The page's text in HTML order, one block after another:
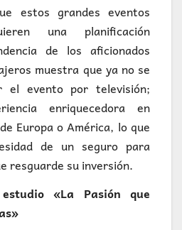
estos grandes eventos
una planificación
de los aficionados
muestra que ya no se
el evento por televisión;
enriquecedora en
Europa o América, lo que
de un seguro para
resguarde su inversión.
«La Pasión que